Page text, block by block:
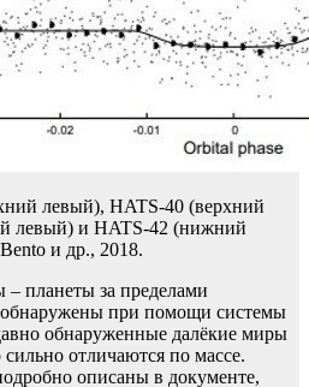
левый), HATS-40 (верхний
левый) и HATS-42 (нижний
и др., 2018.
– планеты за пределами
при помощи системы
обнаруженные далёкие миры
отличаются по массе.
описаны в документе,